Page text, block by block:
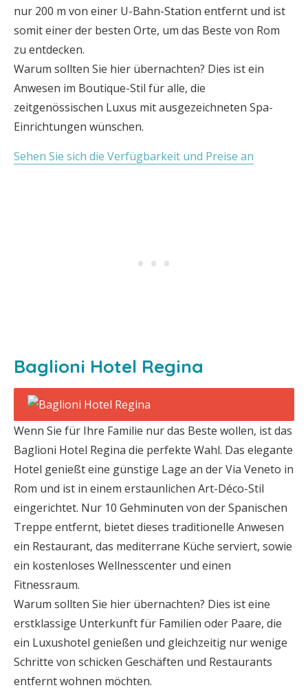
nur 200 m von einer U-Bahn-Station entfernt und ist
somit einer der besten Orte, um das Beste von Rom
zu entdecken.
Warum sollten Sie hier übernachten? Dies ist ein
Anwesen im Boutique-Stil für alle, die
zeitgenössischen Luxus mit ausgezeichneten Spa-
Einrichtungen wünschen.
Sehen Sie sich die Verfügbarkeit und Preise an
Baglioni Hotel Regina
Wenn Sie für Ihre Familie nur das Beste wollen, ist das
Baglioni Hotel Regina die perfekte Wahl. Das elegante
Hotel genießt eine günstige Lage an der Via Veneto in
Rom und ist in einem erstaunlichen Art-Déco-Stil
eingerichtet. Nur 10 Gehminuten von der Spanischen
Treppe entfernt, bietet dieses traditionelle Anwesen
ein Restaurant, das mediterrane Küche serviert, sowie
ein kostenloses Wellnesscenter und einen
Fitnessraum.
Warum sollten Sie hier übernachten? Dies ist eine
erstklassige Unterkunft für Familien oder Paare, die
ein Luxushotel genießen und gleichzeitig nur wenige
Schritte von schicken Geschäften und Restaurants
entfernt wohnen möchten.